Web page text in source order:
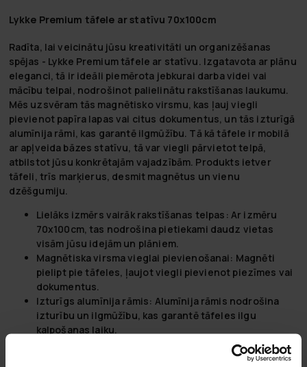
Lykke Premium tāfele ar statīvu 70x100cm
Radīta, lai veicinātu jūsu kreativitāti un organizēšanas
spējas - Lykke Premium tāfele ar statīvu. Izgatavota ar plānu
eleganci, tā ir ideāli piemērota jebkurai darba videi vai
mācību telpai, nodrošinot palielinātu rakstīšanas laukumu.
Mēs uzsvēram tās magnētisko virsmu, kas ļauj viegli
pievienot papīra lapas vai citus dokumentus, un tās izturīgā
alumīnija rāmi, kas garantē ilgmūžību. Tā kā tāfele ir mobilā
ar apļveida bāzes statīvu, tā var viegli pārvietot telpā,
atbilstot jūsu konkrētajām vajadzībām. Produkts ietver
tāfeli, trīs marķierus, desmit magnētus un vienu
dzēšgumiju.
Lielāks izmērs vairāk rakstīšanas telpas: Ar izmēru
70x100cm, tas nodrošina pietiekami daudz vietas
visām jūsu idejām un plāniem.
Magnētiska virsma vieglai pievienošanai: Magnēti
pielipt pie tāfeles, ļaujot viegli pievienot piezīmes vai
dokumentus.
Izturīgs alumīnija rāmis: Alumīnija rāmis nodrošina
izturību un ilgmūžību, kas garantē tāfeles ilgu
kalpošanas laiku.
Apļveida statīvs
nodrošina mobilitāti un stabilitāti, ļaujot viegli